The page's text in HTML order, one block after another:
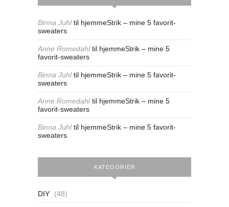
Binna Juhltil hjemmeStrik – mine 5 favorit-
sweaters
Anne Romedahltil hjemmeStrik – mine 5
favorit-sweaters
Binna Juhltil hjemmeStrik – mine 5 favorit-
sweaters
Anne Romedahltil hjemmeStrik – mine 5
favorit-sweaters
Binna Juhltil hjemmeStrik – mine 5 favorit-
sweaters
KATEGORIER
DIY (48)